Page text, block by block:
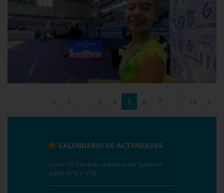
« 1 ... 3 4 5 (current)
6 7 ... 14 »
CALENDARIO DE ACTIVIDADES
Lunes 03: Feria de la Educación Superior
asiste IV°A y IV°B